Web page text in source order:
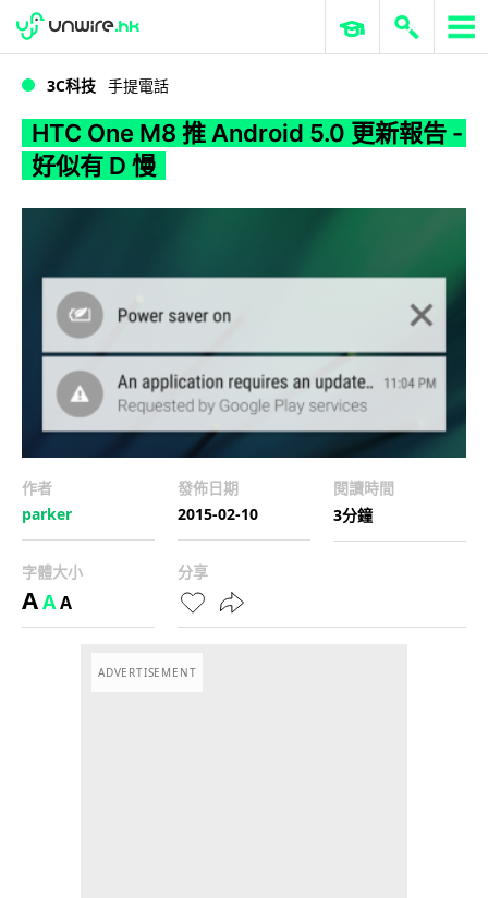
WWDC 2026 ERP 與商業 AI
3C科技 手提電話
HTC One M8 推 Android 5.0 更新報告 -
好似有 D 慢
作者
parker
發佈日期
2015-02-10
閱讀時間
3分鐘
字體大小
AAA
分享
ADVERTISEMENT